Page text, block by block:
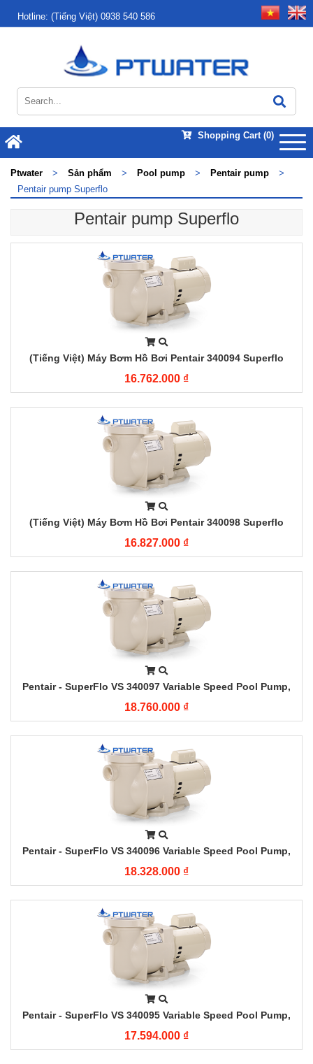
Hotline: (Tiếng Việt) 0938 540 586
Shopping Cart (0)
Ptwater > Sản phẩm > Pool pump > Pentair pump
>
Pentair pump Superflo
Pentair pump Superflo
(Tiếng Việt) Máy Bơm Hồ Bơi Pentair 340094 Superflo
0,75HP
16.762.000 ₫
(Tiếng Việt) Máy Bơm Hồ Bơi Pentair 340098 Superflo
0.5HP
16.827.000 ₫
Pentair - SuperFlo VS 340097 Variable Speed Pool Pump,
2HP
18.760.000 ₫
Pentair - SuperFlo VS 340096 Variable Speed Pool Pump,
1.5HP
18.328.000 ₫
Pentair - SuperFlo VS 340095 Variable Speed Pool Pump,
1HP
17.594.000 ₫